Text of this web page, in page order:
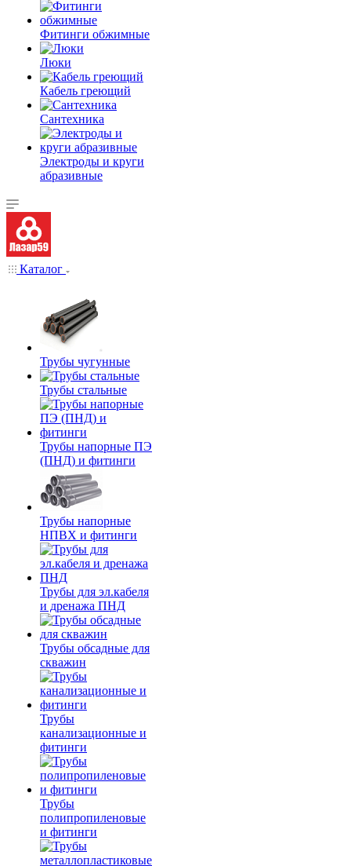
Фитинги обжимные
Люки
Кабель греющий
Сантехника
Электроды и круги
абразивные
Каталог
Трубы чугунные
Трубы стальные
Трубы напорные ПЭ
(ПНД) и фитинги
Трубы напорные
НПВХ и фитинги
Трубы для эл.кабеля
и дренажа ПНД
Трубы обсадные для
скважин
Трубы
канализационные и
фитинги
Трубы
полипропиленовые
и фитинги